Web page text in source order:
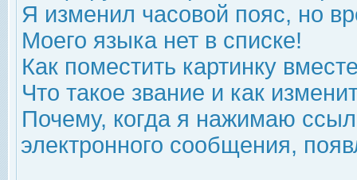
Я изменил часовой пояс, но
Моего языка нет в списке!
Как поместить картинку
Что такое звание и как
Почему, когда я нажимаю
электронного сообщения,